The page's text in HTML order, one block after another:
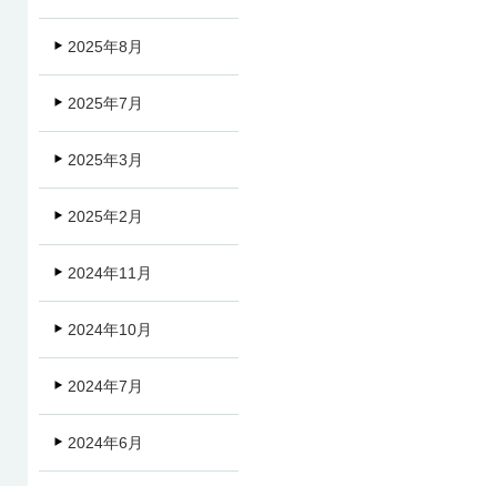
2025年8月
2025年7月
2025年3月
2025年2月
2024年11月
2024年10月
2024年7月
2024年6月